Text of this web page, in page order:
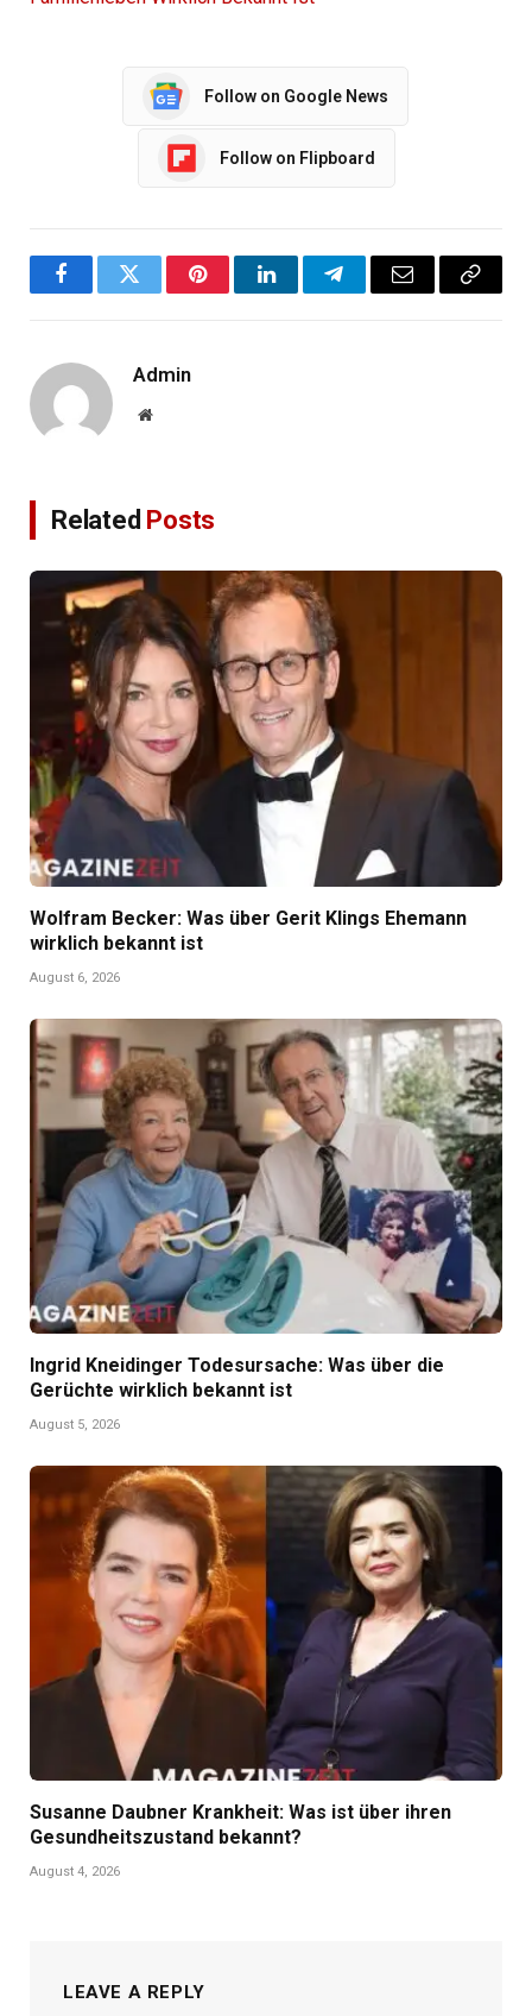
Follow on Google News
Follow on Flipboard
FacebookTwitter PinterestLinkedInTelegramEmail
Copy
Admin
Website
Related Posts
Wolfram Becker: Was über Gerit Klings Ehemann
wirklich bekannt ist
August 6, 2026
Ingrid Kneidinger Todesursache: Was über die
Gerüchte wirklich bekannt ist
August 5, 2026
Susanne Daubner Krankheit: Was ist über ihren
Gesundheitszustand bekannt?
August 4, 2026
LEAVE A REPLY